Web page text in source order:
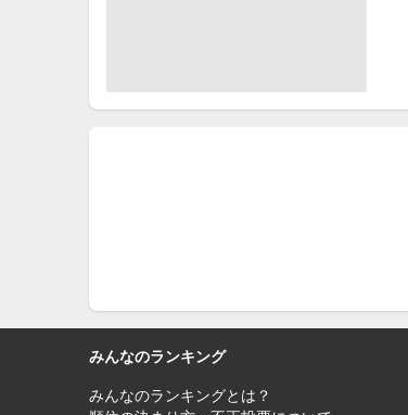
みんなのランキング
みんなのランキングとは？